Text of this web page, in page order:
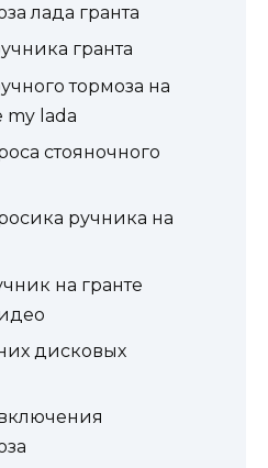
лада гранта
гранта
тормоза на
my lada
стояночного
ручника на
на гранте
дисковых